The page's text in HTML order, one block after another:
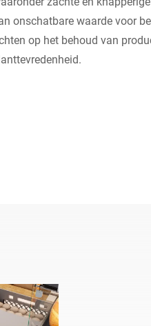
onschatbare waarde voor
op het behoud van